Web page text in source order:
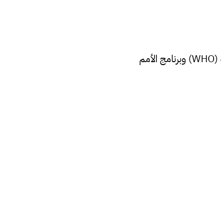
: الحصول على دعم من المنظمات الدولية مثل منظمة الصحة العالمية (WHO) وبرنامج الأمم